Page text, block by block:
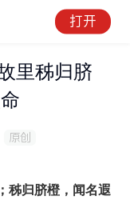
打开
里秭归脐
原创
秭归脐橙，闻名遐